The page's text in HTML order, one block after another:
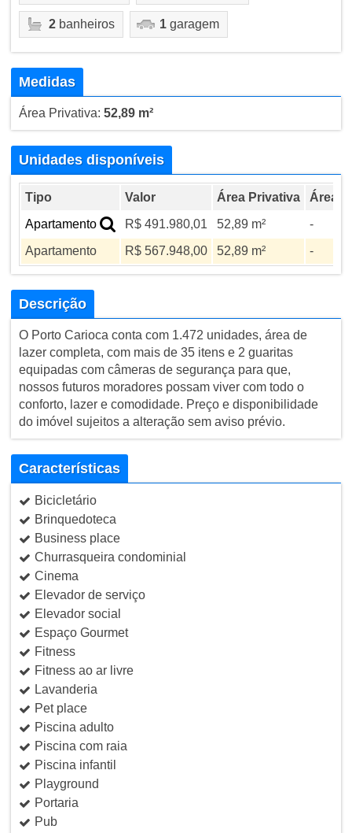
2banheiros 1garagem
Medidas
Área Privativa: 52,89 m²
Unidades disponíveis
Tipo Valor Área Privativa
Área
Apartamento
R$ 491.980,01 52,89 m²
-
Apartamento
R$ 567.948,00 52,89 m² -
Descrição
O Porto Carioca conta com 1.472 unidades, área de
lazer completa, com mais de 35 itens e 2 guaritas
equipadas com câmeras de segurança para que,
nossos futuros moradores possam viver com todo o
conforto, lazer e comodidade. Preço e disponibilidade
do imóvel sujeitos a alteração sem aviso prévio.
Características
Bicicletário
Brinquedoteca
Business place
Churrasqueira condominial
Cinema
Elevador de serviço
Elevador social
Espaço Gourmet
Fitness
Fitness ao ar livre
Lavanderia
Pet place
Piscina adulto
Piscina com raia
Piscina infantil
Playground
Portaria
Pub